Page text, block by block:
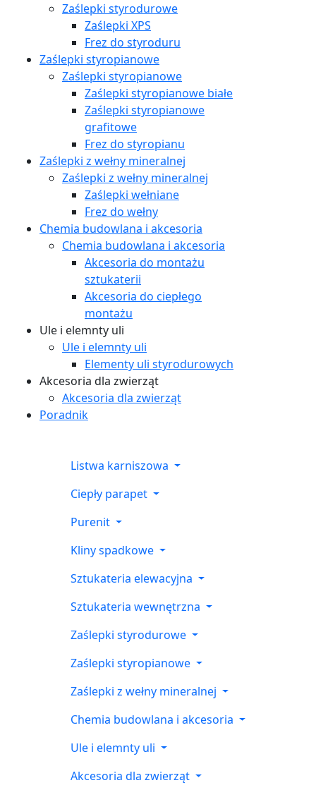
Zaślepki styrodurowe
Zaślepki XPS
Frez do styroduru
Zaślepki styropianowe
Zaślepki styropianowe
Zaślepki styropianowe białe
Zaślepki styropianowe
grafitowe
Frez do styropianu
Zaślepki z wełny mineralnej
Zaślepki z wełny mineralnej
Zaślepki wełniane
Frez do wełny
Chemia budowlana i akcesoria
Chemia budowlana i akcesoria
Akcesoria do montażu
sztukaterii
Akcesoria do ciepłego
montażu
Ule i elemnty uli
Ule i elemnty uli
Elementy uli styrodurowych
Akcesoria dla zwierząt
Akcesoria dla zwierząt
Poradnik
Listwa karniszowa
Ciepły parapet
Purenit
Kliny spadkowe
Sztukateria elewacyjna
Sztukateria wewnętrzna
Zaślepki styrodurowe
Zaślepki styropianowe
Zaślepki z wełny mineralnej
Chemia budowlana i akcesoria
Ule i elemnty uli
Akcesoria dla zwierząt